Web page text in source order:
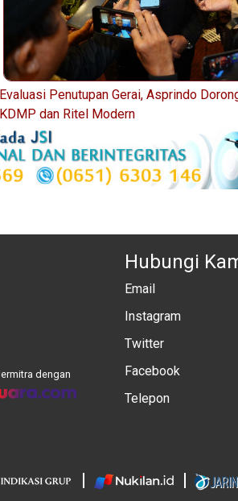
Evaluasi Penutupan Gerai, Asprindo
KDMP dan Ritel Modern
dengan
Hubungi
Email
Instagram
Twitter
Facebook
Telepon